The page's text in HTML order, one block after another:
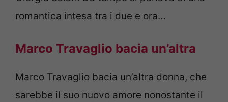
romantica intesa tra i due e ora…
Marco Travaglio bacia un’altra
Marco Travaglio bacia un’altra donna, che
sarebbe il suo nuovo amore nonostante il